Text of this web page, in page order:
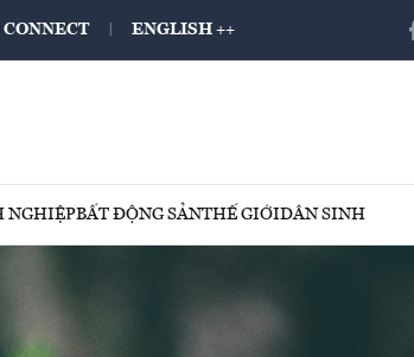
ENGLISH ++
NGHIỆPBẤT ĐỘNG SẢNTHẾ GIỚIDÂN SINH